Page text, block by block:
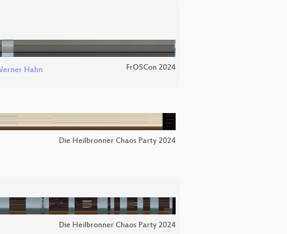
Hahn FrOSCon 2024
Die Heilbronner Chaos Party 2024
Die Heilbronner Chaos Party 2024